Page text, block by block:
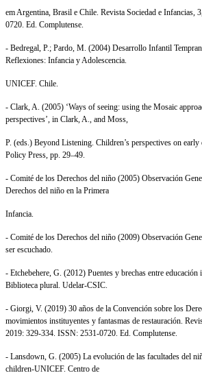
em Argentina, Brasil e Chile. Revista Sociedad e Infancias,
0720. Ed. Complutense.
- Bedregal, P.; Pardo, M. (2004) Desarrollo Infantil
Reflexiones: Infancia y Adolescencia.
UNICEF. Chile.
- Clark, A. (2005) ‘Ways of seeing: using the Mosaic
perspectives’, in Clark, A., and Moss,
P. (eds.) Beyond Listening. Children’s perspectives on
Policy Press, pp. 29–49.
- Comité de los Derechos del niño (2005) Observación
Derechos del niño en la Primera
Infancia.
- Comité de los Derechos del niño (2009) Observación
ser escuchado.
- Etchebehere, G. (2012) Puentes y brechas entre
Biblioteca plural. Udelar-CSIC.
- Giorgi, V. (2019) 30 años de la Convención sobre los
movimientos instituyentes y fantasmas de restauración.
2019: 329-334. ISSN: 2531-0720. Ed. Complutense.
- Lansdown, G. (2005) La evolución de las facultades del
children-UNICEF. Centro de